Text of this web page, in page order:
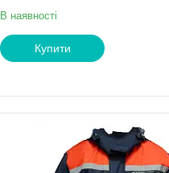
В наявності
Купити